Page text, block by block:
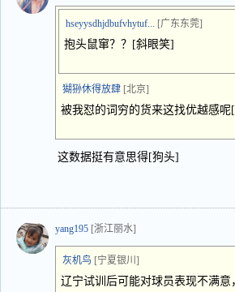
hseyysdhjdbufvhytuf... [广东东莞]
抱头鼠窜？？[斜眼笑]
猢狲休得放肆 [北京]
被我怼的词穷的货来这找优越感
这数据挺有意思得[狗头]
yang195 [浙江丽水]
灰机鸟 [宁夏银川]
辽宁试训后可能对球员表现不满